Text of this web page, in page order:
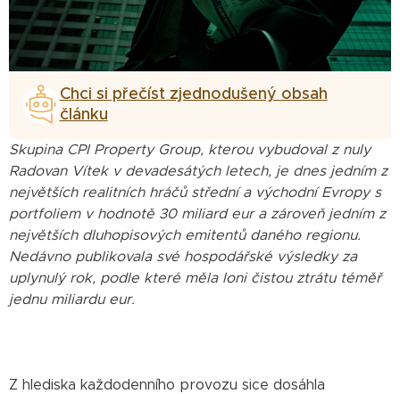
Chci si přečíst zjednodušený obsah
článku
Skupina CPI Property Group, kterou vybudoval z nuly
Radovan Vítek v devadesátých letech, je dnes jedním z
největších realitních hráčů střední a východní Evropy s
portfoliem v hodnotě 30 miliard eur a zároveň jedním z
největších dluhopisových emitentů daného regionu.
Nedávno publikovala své hospodářské výsledky za
uplynulý rok, podle které měla loni čistou ztrátu téměř
jednu miliardu eur.
Z hlediska každodenního provozu sice dosáhla